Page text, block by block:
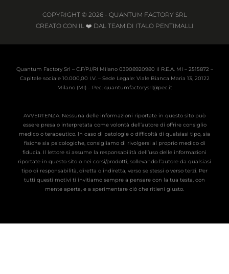
COPYRIGHT © 2026 - QUANTUM FACTORY SRL
CREATO CON IL ❤️ DAL TEAM DI ITALO PENTIMALLI
Quantum Factory Srl – C.F/P.I/RI Milano 03908920980 il R.E.A. MI – 2515872 –
Capitale sociale 10.000,00 I.V. – Sede Legale: Viale Bianca Maria 13, 20122
Milano (MI) – Pec: quantumfactorysrl@pec.it
AVVERTENZA: Nessuna delle informazioni riportate in questo sito può
essere presa o interpretata come volontà dell’autore di offrire consiglio
medico o terapeutico. In caso di patologie o difficoltà di qualsiasi tipo, sia
fisiche sia psicologiche, consigliamo di rivolgersi al proprio medico di
fiducia. Il lettore si assume la responsabilità dell’uso delle informazioni
riportate in questo sito o nei corsi/prodotti, sollevando l’autore da qualsiasi
tipo di responsabilità, diretta o indiretta, verso se stessi o verso terzi. Per
tutti questi motivi ti invitiamo sempre a pensare con la tua testa, con
mente aperta, e a sperimentare ciò che ritieni giusto.